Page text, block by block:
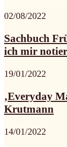
02/08/2022
Sachbuch
ich mir
19/01/2022
‚Everyday
Krutmann
14/01/2022